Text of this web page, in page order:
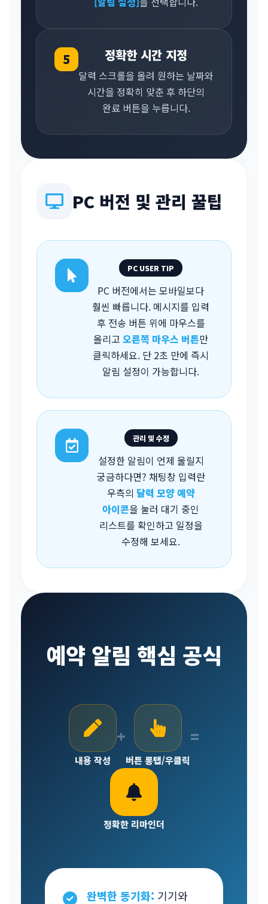
5 정확한 시간 지정
달력 스크롤을 올려 원하는 날짜와
시간을 정확히 맞춘 후 하단의
완료 버튼을 누릅니다.
PC 버전 및 관리 꿀팁
PC USER TIP
PC 버전에서는 모바일보다
훨씬 빠릅니다. 메시지를 입력
후 전송 버튼 위에 마우스를
올리고 오른쪽 마우스 버튼만
클릭하세요. 단 2초 만에 즉시
알림 설정이 가능합니다.
관리 및 수정
설정한 알림이 언제 울릴지
궁금하다면? 채팅창 입력란
우측의 달력 모양 예약
아이콘을 눌러 대기 중인
리스트를 확인하고 일정을
수정해 보세요.
예약 알림 핵심 공식
내용 작성
+
버튼 롱탭/우클릭
=
정확한 리마인더
완벽한 동기화: 기기와